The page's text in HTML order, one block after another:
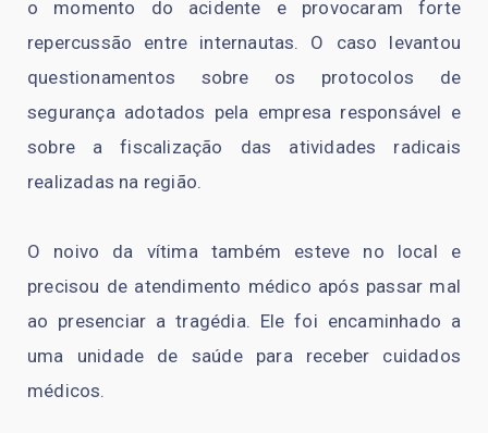
o momento do acidente e provocaram forte
repercussão entre internautas. O caso levantou
questionamentos sobre os protocolos de
segurança adotados pela empresa responsável e
sobre a fiscalização das atividades radicais
realizadas na região.
O noivo da vítima também esteve no local e
precisou de atendimento médico após passar mal
ao presenciar a tragédia. Ele foi encaminhado a
uma unidade de saúde para receber cuidados
médicos.